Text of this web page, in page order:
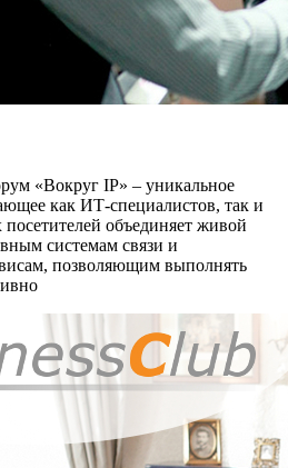
«Вокруг IP» – уникальное
как ИТ-специалистов, так и
посетителей объединяет живой
системам связи и
позволяющим выполнять